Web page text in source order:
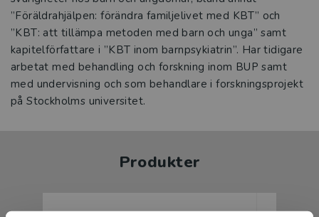
”Föräldrahjälpen: förändra familjelivet med KBT” och
”KBT: att tillämpa metoden med barn och unga” samt
kapitelförfattare i ”KBT inom barnpsykiatrin”. Har tidigare
arbetat med behandling och forskning inom BUP samt
med undervisning och som behandlare i forskningsprojekt
på Stockholms universitet.
Produkter